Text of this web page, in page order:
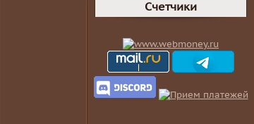
Счетчики